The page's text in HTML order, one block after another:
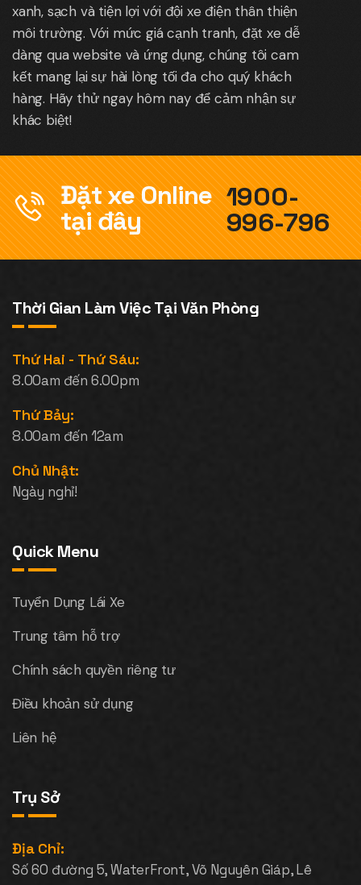
xanh, sạch và tiện lợi với đội xe điện thân thiện
môi trường. Với mức giá cạnh tranh, đặt xe dễ
dàng qua website và ứng dụng, chúng tôi cam
kết mang lại sự hài lòng tối đa cho quý khách
hàng. Hãy thử ngay hôm nay để cảm nhận sự
khác biệt!
Đặt xe Online
tại đây
1900-
996-796
Thời Gian Làm Việc Tại Văn Phòng
Thứ Hai - Thứ Sáu:
8.00am đến 6.00pm
Thứ Bảy:
8.00am đến 12am
Chủ Nhật:
Ngày nghỉ!
Quick Menu
Tuyển Dụng Lái Xe
Trung tâm hỗ trợ
Chính sách quyền riêng tư
Điều khoản sử dụng
Liên hệ
Trụ Sở
Địa Chỉ:
Số 60 đường 5, WaterFront, Võ Nguyên Giáp, Lê